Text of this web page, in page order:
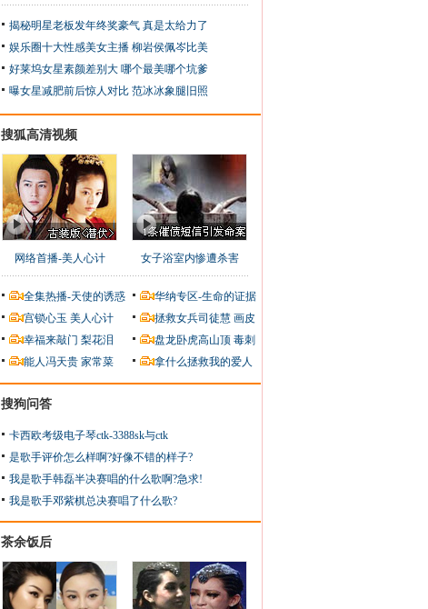
揭秘明星老板发年终奖豪气 真是太给力了
娱乐圈十大性感美女主播 柳岩侯佩岑比美
好莱坞女星素颜差别大 哪个最美哪个坑爹
曝女星减肥前后惊人对比 范冰冰象腿旧照
搜狐高清视频
网络首播-美人心计 女子浴室内惨遭杀害
全集热播-天使的诱惑
华纳专区-生命的证据
宫锁心玉 美人心计 拯救女兵司徒慧 画皮
幸福来敲门 梨花泪 盘龙卧虎高山顶 毒刺
能人冯天贵 家常菜 拿什么拯救我的爱人
搜狗问答
卡西欧考级电子琴ctk-3388sk与ctk
是歌手评价怎么样啊?好像不错的样子?
我是歌手韩磊半决赛唱的什么歌啊?急求!
我是歌手邓紫棋总决赛唱了什么歌?
茶余饭后